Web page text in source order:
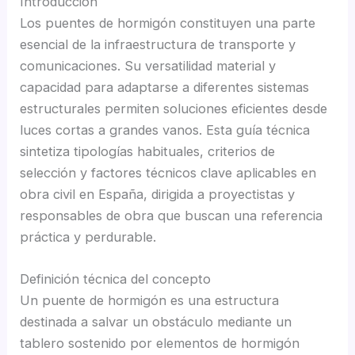
Los puentes de hormigón constituyen una parte
esencial de la infraestructura de transporte y
comunicaciones. Su versatilidad material y
capacidad para adaptarse a diferentes sistemas
estructurales permiten soluciones eficientes desde
luces cortas a grandes vanos. Esta guía técnica
sintetiza tipologías habituales, criterios de
selección y factores técnicos clave aplicables en
obra civil en España, dirigida a proyectistas y
responsables de obra que buscan una referencia
práctica y perdurable.
Definición técnica del concepto
Un puente de hormigón es una estructura
destinada a salvar un obstáculo mediante un
tablero sostenido por elementos de hormigón